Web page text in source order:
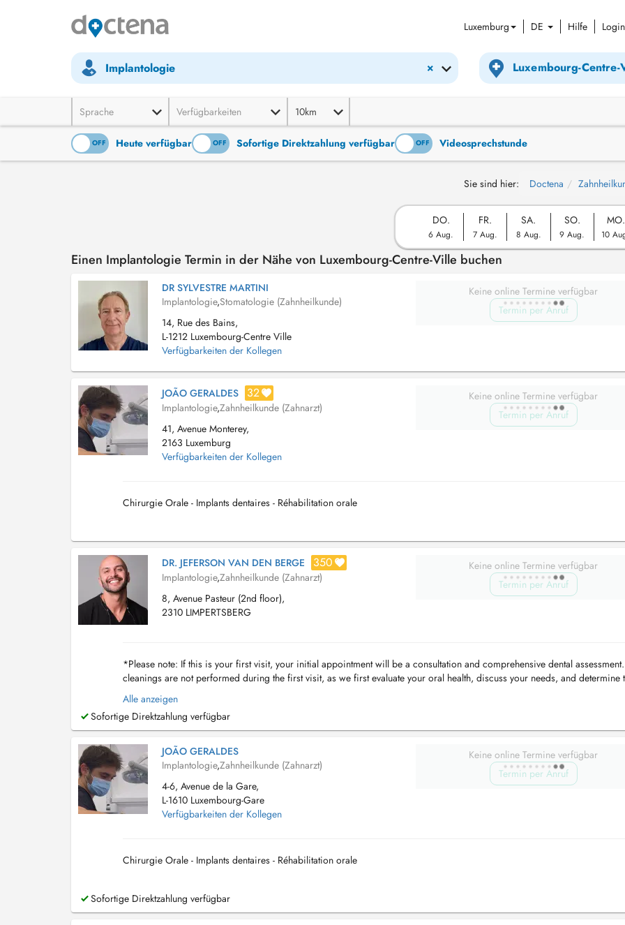
Luxemburg DE Hilfe Login
×
Implantologie
Sprache Verfügbarkeiten 10km
OFF Heute verfügbar
ON OFF Sofortige Direktzahlung verfügbar
ON OFF Videosprechstunde
Sie sind hier: Doctena
DO.
6 Aug.
FR.
7 Aug.
SA.
8 Aug.
SO.
9 Aug.
MO.
10
Einen Implantologie Termin in der Nähe von Luxembourg-Centre-Ville buchen
DR SYLVESTRE MARTINI
Implantologie,Stomatologie (Zahnheilkunde)
14, Rue des Bains,
L-1212 Luxembourg-Centre Ville
Verfügbarkeiten der Kollegen
Keine online Termine verfügbar
Termin per Anruf
JOÃO GERALDES 32
Implantologie,Zahnheilkunde (Zahnarzt)
41, Avenue Monterey,
2163 Luxemburg
Verfügbarkeiten der Kollegen
Keine online Termine verfügbar
Termin per Anruf
Chirurgie Orale - Implants dentaires - Réhabilitation orale
DR. JEFERSON VAN DEN BERGE 350
Implantologie,Zahnheilkunde (Zahnarzt)
8, Avenue Pasteur (2nd floor),
2310 LIMPERTSBERG
Keine online Termine verfügbar
Termin per Anruf
*Please note: If this is your first visit, your initial appointment will be a consultation and comprehensive dental
cleanings are not performed during the first visit, as we first evaluate your oral health, discuss your needs, and determine
most appropriate treatment plan. Thi...
Alle anzeigen
Sofortige Direktzahlung verfügbar
JOÃO GERALDES
Implantologie,Zahnheilkunde (Zahnarzt)
4-6, Avenue de la Gare,
L-1610 Luxembourg-Gare
Verfügbarkeiten der Kollegen
Keine online Termine verfügbar
Termin per Anruf
Chirurgie Orale - Implants dentaires - Réhabilitation orale
Sofortige Direktzahlung verfügbar